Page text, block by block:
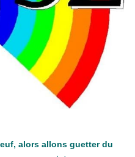
Magyar et son parti
une large victoire,
Viktor Orban,…
alors allons guetter du